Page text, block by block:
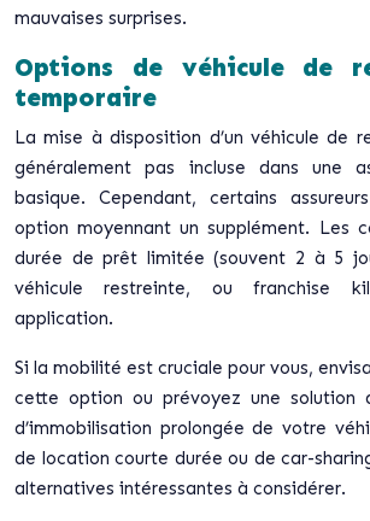
mauvaises surprises.
Options de véhicule de
temporaire
La mise à disposition d’un véhicule de
généralement pas incluse dans une
basique. Cependant, certains
option moyennant un supplément. Les
durée de prêt limitée (souvent 2 à 5
véhicule restreinte, ou franchise
application.
Si la mobilité est cruciale pour vous,
cette option ou prévoyez une solution
d’immobilisation prolongée de votre
de location courte durée ou decar-
alternatives intéressantes à considérer.